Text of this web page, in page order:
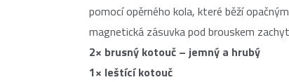
pomocí opěrného kola, které běží
magnetická zásuvka pod brouskem
2× brusný kotouč – jemný a hrubý
1× leštící kotouč